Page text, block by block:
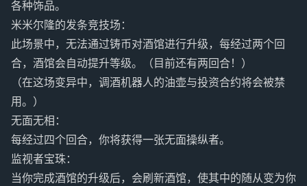
各种饰品。
米米尔隆的发条竞技场：
此场景中，无法通过铸币对酒馆进行升级，每经过两个回
合，酒馆会自动提升等级。（目前还有两回合！）
（在这场变异中，调酒机器人的油壶与投资合约将会被禁
用。）
无面无相：
每经过四个回合，你将获得一张无面操纵者。
监视者宝珠：
当你完成酒馆的升级后，会刷新酒馆，使其中的随从变为你